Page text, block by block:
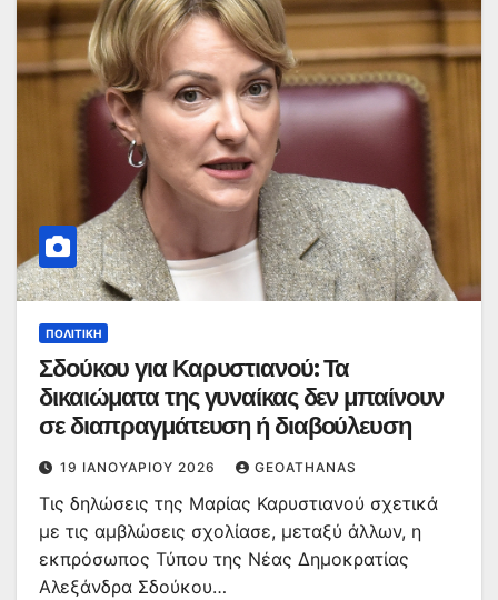
ΠΟΛΙΤΙΚΉ
Σδούκου για Καρυστιανού: Τα
δικαιώματα της γυναίκας δεν μπαίνουν
σε διαπραγμάτευση ή διαβούλευση
19 ΙΑΝΟΥΑΡΊΟΥ 2026 GEOATHANAS
Τις δηλώσεις της Μαρίας Καρυστιανού σχετικά
με τις αμβλώσεις σχολίασε, μεταξύ άλλων, η
εκπρόσωπος Τύπου της Νέας Δημοκρατίας
Αλεξάνδρα Σδούκου…